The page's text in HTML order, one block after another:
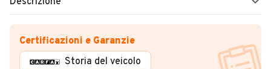
Certificazioni e Garanzie
Storia del veicolo